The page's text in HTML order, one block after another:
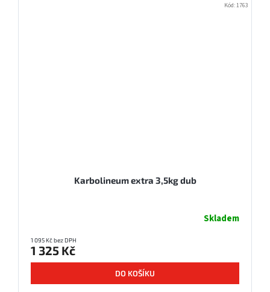
Karbolineum extra 3,5kg dub
Skladem
1 095 Kč bez DPH
1 325 Kč
DO KOŠÍKU
Kód:1763